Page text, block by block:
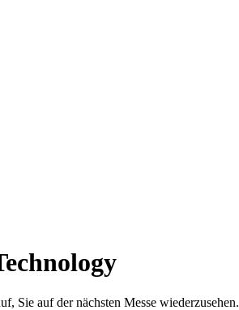
Sie auf der nächsten Messe wiederzusehen.